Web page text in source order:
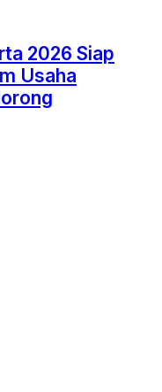
2026 Siap
Usaha